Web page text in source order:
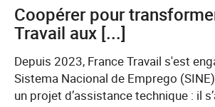
Coopérer pour
Travail aux [...]
Depuis 2023, France Travail s'est
Sistema Nacional de Emprego
un projet d’assistance technique : il